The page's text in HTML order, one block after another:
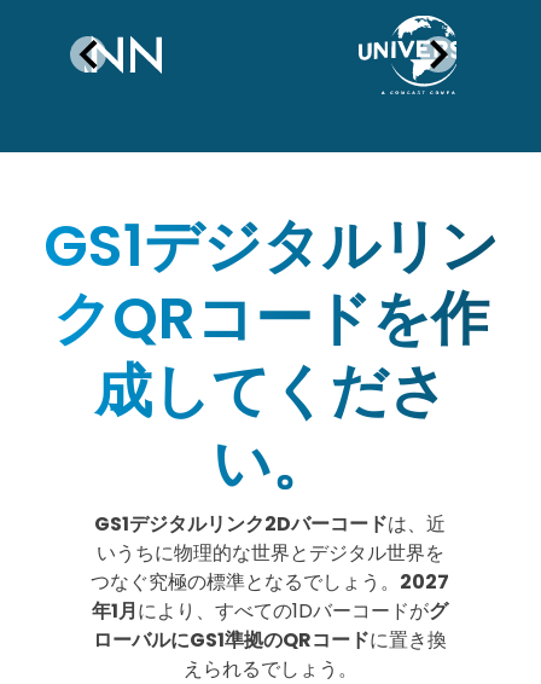
GS1デジタルリン
クQRコードを作
成してくださ
い。
GS1デジタルリンク2Dバーコードは、近
いうちに物理的な世界とデジタル世界を
つなぐ究極の標準となるでしょう。 2027
年1月により、すべての1Dバーコードがグ
ローバルにGS1準拠のQRコードに置き換
えられるでしょう。